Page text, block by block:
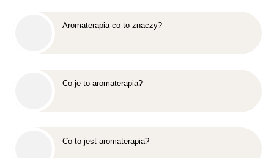
Aromaterapia co to znaczy?
Co je to aromaterapia?
Co to jest aromaterapia?